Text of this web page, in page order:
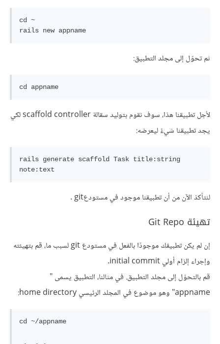
cd ~
ثم تحوّل إلى مجلد التطبيق:
لأجل تطبيقنا هذا، سوف نقوم بتوليد سقالة scaffold controller لكي
يجد تطبيقنا شيءً ليعرضه:
rails generate scaffold Task title:string
لنتأكدْ الآن من أن تطبيقنا موجود في مستودعgit .
تهيئة Git Repo
إن لم يكن تطبيقك موجودًا بالفعل في مستودع git لسبب ما، قم بتهيئته
وإجراء إلزام أولي initial commit.
قم بالتحوّل إلى مجلد التطبيق. في مثالنا، التطبيق يسمى "
appname" وهو موضوع في المجلد الرئيسي home directory: